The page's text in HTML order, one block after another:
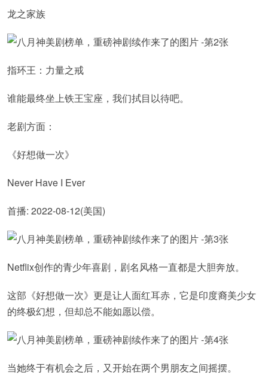
龙之家族
指环王：力量之戒
谁能最终坐上铁王宝座，我们拭目以待吧。
老剧方面：
《好想做一次》
Never Have I Ever
首播: 2022-08-12(美国)
Netflix创作的青少年喜剧，剧名风格一直都是大胆奔放。
这部《好想做一次》更是让人面红耳赤，它是印度裔美少女
的终极幻想，但却总不能如愿以偿。
当她终于有机会之后，又开始在两个男朋友之间摇摆。